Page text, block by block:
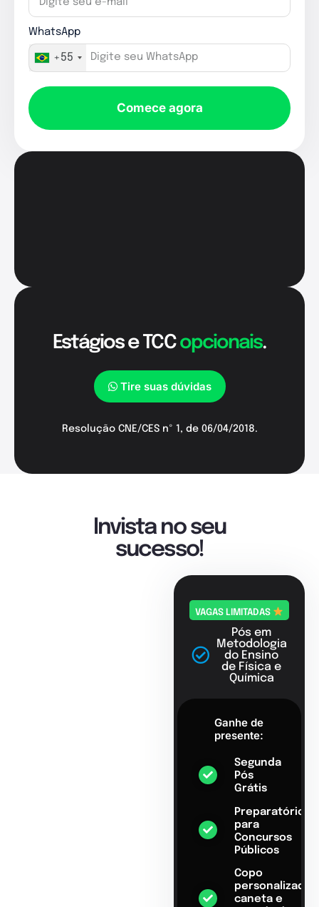
WhatsApp
+55
Comece agora
Estágios e TCCopcionais.
Tire suas dúvidas
Resolução CNE/CES nº 1, de 06/04/2018.
Invista no seu
sucesso!
VAGAS LIMITADAS
Pós em
Metodologia
do Ensino
de Física e
Química
Ganhe de
presente:
Segunda
Pós
Grátis
Preparatório
para
Concursos
Públicos
Copo
personalizado,
caneta e